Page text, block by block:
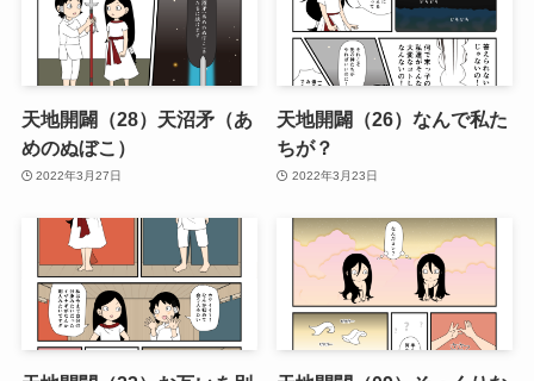
天地開闢（28）天沼矛（あ
めのぬぼこ）
2022年3月27日
天地開闢（26）なんで私た
ちが？
2022年3月23日